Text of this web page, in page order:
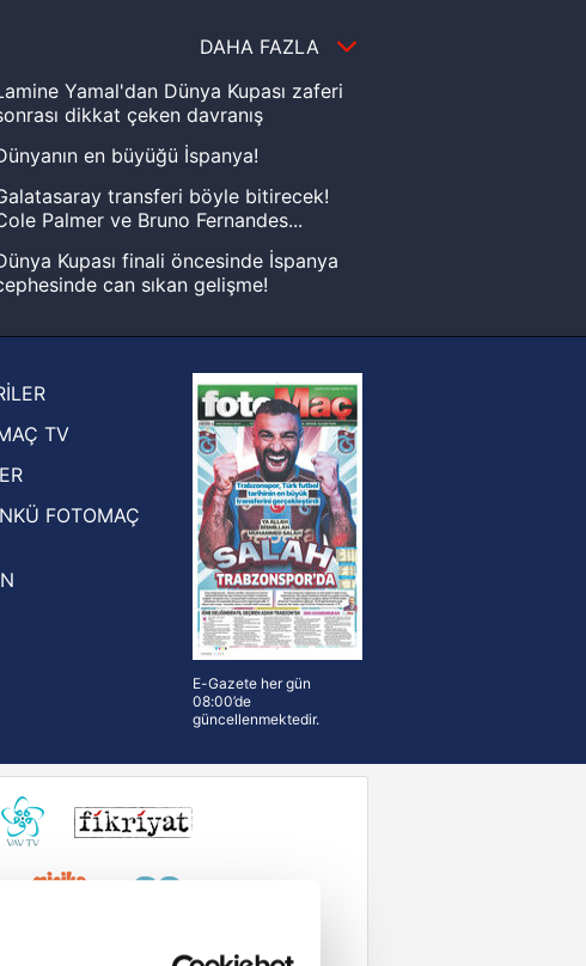
DAHA FAZLA
Yamal'dan Dünya Kupası zaferi
dikkat çeken davranış
en büyüğü İspanya!
transferi böyle bitirecek!
Palmer ve Bruno Fernandes...
Kupası finali öncesinde İspanya
can sıkan gelişme!
Crespo, Meksika Ligi
ekiplerinden Atlas'ın yeni teknik direktörü
TV
FOTOMAÇ
E-Gazete her gün
08:00’de
güncellenmektedir.